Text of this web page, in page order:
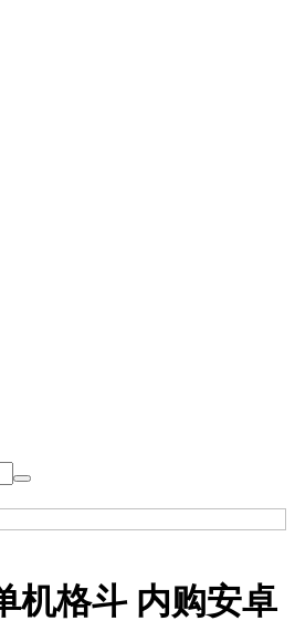
机格斗 内购安卓